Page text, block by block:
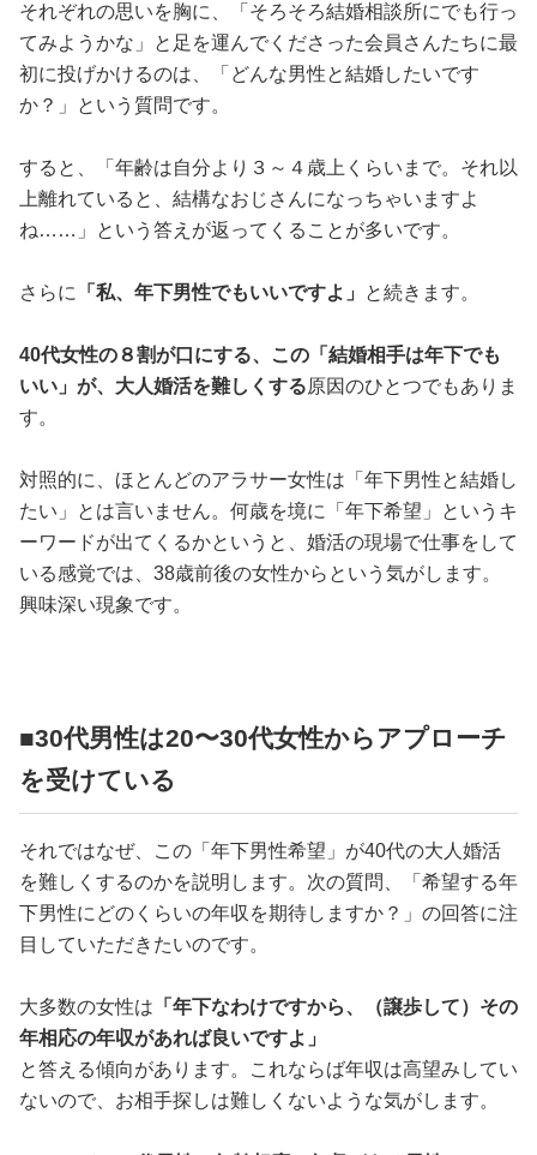
それぞれの思いを胸に、「そろそろ結婚相談所にでも行っ
てみようかな」と足を運んでくださった会員さんたちに最
初に投げかけるのは、「どんな男性と結婚したいです
か？」という質問です。
すると、「年齢は自分より３～４歳上くらいまで。それ以
上離れていると、結構なおじさんになっちゃいますよ
ね……」という答えが返ってくることが多いです。
さらに 「私、年下男性でもいいですよ」 と続きます。
40代女性の８割が口にする、この「結婚相手は年下でも
いい」が、大人婚活を難しくする原因のひとつでもありま
す。
対照的に、ほとんどのアラサー女性は「年下男性と結婚し
たい」とは言いません。何歳を境に「年下希望」というキ
ーワードが出てくるかというと、婚活の現場で仕事をして
いる感覚では、38歳前後の女性からという気がします。
興味深い現象です。
■30代男性は20〜30代女性からアプローチ
を受けている
それではなぜ、この「年下男性希望」が40代の大人婚活
を難しくするのかを説明します。次の質問、「希望する年
下男性にどのくらいの年収を期待しますか？」の回答に注
目していただきたいのです。
大多数の女性は 「年下なわけですから、（譲歩して）その
年相応の年収があれば良いですよ」
と答える傾向があります。これならば年収は高望みしてい
ないので、お相手探しは難しくないような気がします。